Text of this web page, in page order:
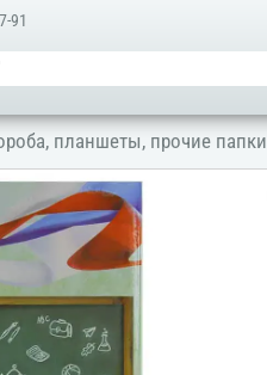
91
планшеты, прочие папки